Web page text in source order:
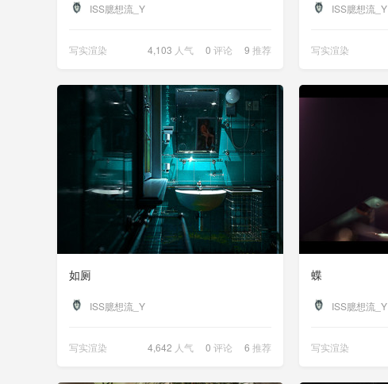
ISS臆想流_Y
写实渲染 4,103 人气 0 评论 9 推荐
ISS臆想流_Y
写实渲染
如厕
ISS臆想流_Y
写实渲染 4,642 人气 0 评论 6 推荐
蝶
ISS臆想流_Y
写实渲染